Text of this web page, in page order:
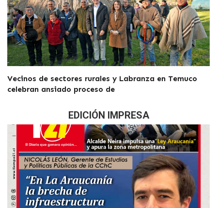
Vecinos de sectores rurales y Labranza en Temuco
celebran ansiado proceso de
EDICIÓN IMPRESA